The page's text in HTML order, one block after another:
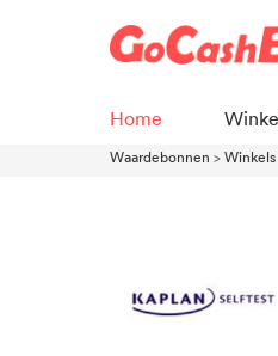
Home
Waardebonnen >Winkels